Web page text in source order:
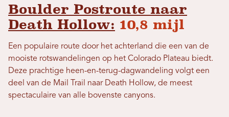
Boulder Postroute naar
Death Hollow: 10,8 mijl
Een populaire route door het achterland die een van de
mooiste rotswandelingen op het Colorado Plateau biedt.
Deze prachtige heen-en-terug-dagwandeling volgt een
deel van de Mail Trail naar Death Hollow, de meest
spectaculaire van alle bovenste canyons.